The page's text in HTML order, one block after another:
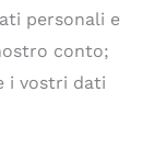
personali e
conto;
i vostri dati